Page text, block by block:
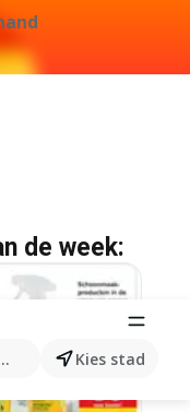
producten...
Kies stad
de week: